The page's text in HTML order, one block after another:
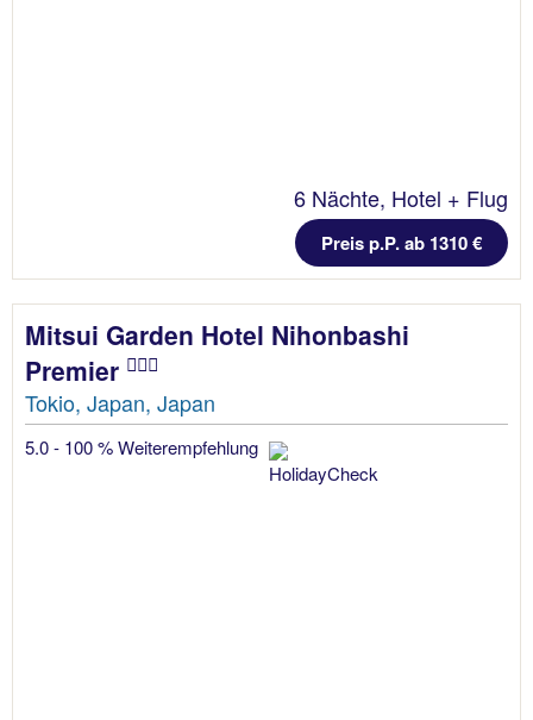
6 Nächte, Hotel + Flug
Preis p.P. ab 1310 €
Mitsui Garden Hotel Nihonbashi
Premier
Tokio, Japan, Japan
5.0 - 100 % Weiterempfehlung